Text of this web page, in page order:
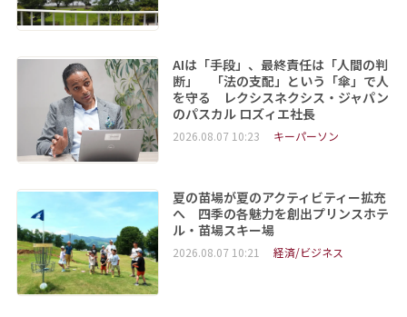
AIは「手段」、最終責任は「人間の判
断」 「法の支配」という「傘」で人
を守る レクシスネクシス・ジャパン
のパスカル ロズィエ社長
2026.08.07 10:23 キーパーソン
夏の苗場が夏のアクティビティー拡充
へ 四季の各魅力を創出プリンスホテ
ル・苗場スキー場
2026.08.07 10:21 経済/ビジネス